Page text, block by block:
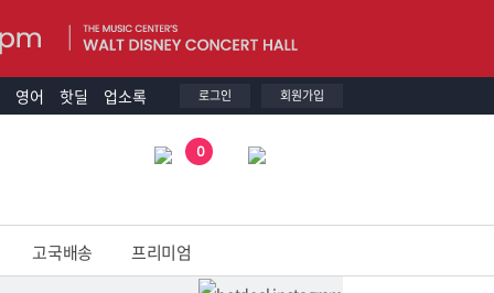
영어 핫딜 업소록 로그인 회원가입
0
고국배송 프리미엄